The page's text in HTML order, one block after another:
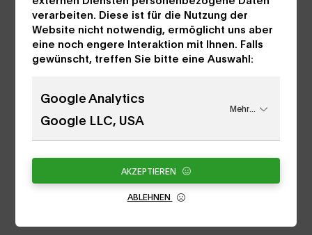
been preserved in the best possible way,
even a "brother's shop room" has been
- Frugality, simplicity and practicality - "feel".
verarbeiten. Diese ist für die Nutzung der
Website nicht notwendig, ermöglicht uns aber
eine noch engere Interaktion mit Ihnen. Falls
gewünscht, treffen Sie bitte eine Auswahl:
Google Analytics
Google LLC, USA
Mehr...
ABLEHNEN
AKZEPTIEREN